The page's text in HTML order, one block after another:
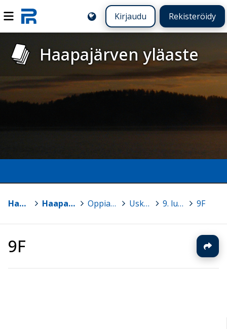
Kirjaudu Rekisteröidy
Haapajärven yläaste
Haapajärvi Haapajärven yläaste > Oppiaineiden sivuja > Uskonto > 9. luokka > 9F
9F